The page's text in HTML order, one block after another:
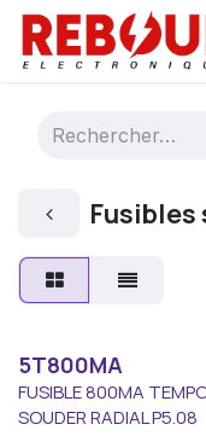
Se rendre au contenu
5T800MA
FUSIBLE 800MA
SOUDER RADIAL P5.08